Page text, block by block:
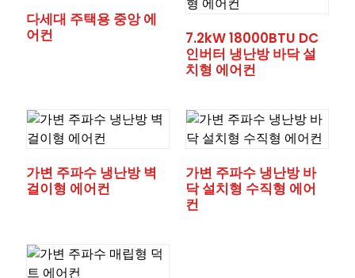
다세대 주택용 중앙 에
어컨
7.2kW 18000BTU DC
인버터 냉난방 바닥 설
치형 에어컨
가변 주파수 냉난방 벽
걸이형 에어컨
가변 주파수 냉난방 바
닥 설치형 수직형 에어
컨